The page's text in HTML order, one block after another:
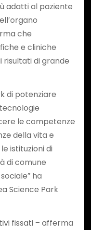
adatti al paziente
che
e cliniche
di grande
di potenziare
le competenze
della vita e
istituzioni di
di comune
ha
Science Park
fissati – afferma